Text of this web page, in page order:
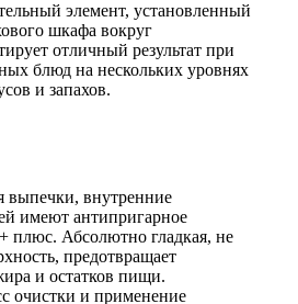
элемент, установленный
шкафа вокруг
отличный результат при
блюд на нескольких уровнях
и запахов.
выпечки, внутренние
имеют антипригарное
плюс. Абсолютно гладкая, не
предотвращает
и остатков пищи.
очистки и применение